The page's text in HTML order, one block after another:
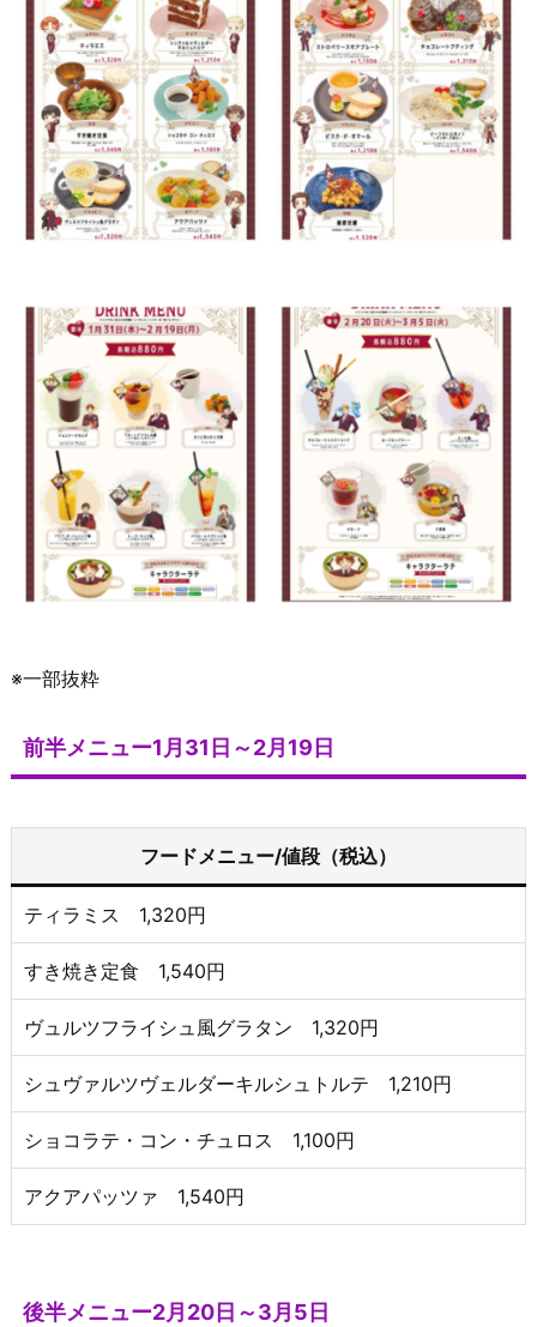
※一部抜粋
前半メニュー1月31日～2月19日
フードメニュー/値段（税込）
ティラミス 1,320円
すき焼き定食 1,540円
ヴュルツフライシュ風グラタン 1,320円
シュヴァルツヴェルダーキルシュトルテ 1,210円
ショコラテ・コン・チュロス 1,100円
アクアパッツァ 1,540円
後半メニュー2月20日～3月5日